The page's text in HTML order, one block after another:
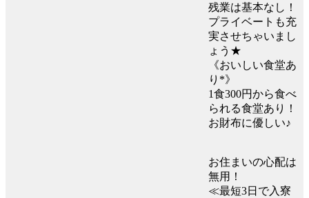
残業は基本なし！
プライベートも充
実させちゃいまし
ょう★
《おいしい食堂あ
り*》
1食300円から食べ
られる食堂あり！
お財布に優しい♪
お住まいの心配は
無用！
≪最短3日で入寮